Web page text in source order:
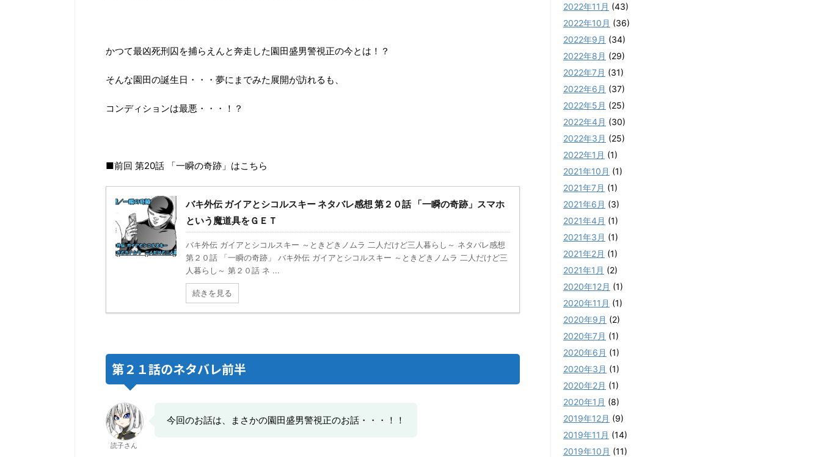
かつて最凶死刑囚を捕らえんと奔走した園田盛男警視正の今とは！？
そんな園田の誕生日・・・夢にまでみた展開が訪れるも、
コンディションは最悪・・・！？
■前回 第20話 「一瞬の奇跡」はこちら
バキ外伝 ガイアとシコルスキー ネタバレ感想 第２０話 「一瞬の奇跡」スマホ
という魔道具をＧＥＴ
バキ外伝 ガイアとシコルスキー ～ときどきノムラ 二人だけど三人暮らし～ ネタバレ感想
第２０話 「一瞬の奇跡」 バキ外伝 ガイアとシコルスキー ～ときどきノムラ 二人だけど三
人暮らし～ 第２０話 ネ ...
続きを見る
第２１話のネタバレ前半
読子さん
今回のお話は、まさかの園田盛男警視正のお話・・・！！
2022年11月 (43)
2022年10月 (36)
2022年9月 (34)
2022年8月 (29)
2022年7月 (31)
2022年6月 (37)
2022年5月 (25)
2022年4月 (30)
2022年3月 (25)
2022年1月 (1)
2021年10月 (1)
2021年7月 (1)
2021年6月 (3)
2021年4月 (1)
2021年3月 (1)
2021年2月 (1)
2021年1月 (2)
2020年12月 (1)
2020年11月 (1)
2020年9月 (2)
2020年7月 (1)
2020年6月 (1)
2020年3月 (1)
2020年2月 (1)
2020年1月 (8)
2019年12月 (9)
2019年11月 (14)
2019年10月 (11)